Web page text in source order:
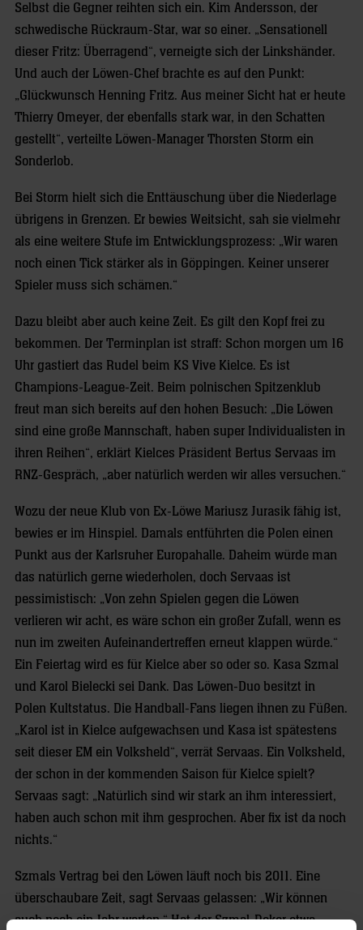
Selbst die Gegner reihten sich ein. Kim Andersson, der
schwedische Rückraum-Star, war so einer. „Sensationell
dieser Fritz: Überragend“, verneigte sich der Linkshänder.
Und auch der Löwen-Chef brachte es auf den Punkt:
„Glückwunsch Henning Fritz. Aus meiner Sicht hat er heute
Thierry Omeyer, der ebenfalls stark war, in den Schatten
gestellt“, verteilte Löwen-Manager Thorsten Storm ein
Sonderlob.
Bei Storm hielt sich die Enttäuschung über die Niederlage
übrigens in Grenzen. Er bewies Weitsicht, sah sie vielmehr
als eine weitere Stufe im Entwicklungsprozess: „Wir waren
noch einen Tick stärker als in Göppingen. Keiner unserer
Spieler muss sich schämen.“
Dazu bleibt aber auch keine Zeit. Es gilt den Kopf frei zu
bekommen. Der Terminplan ist straff: Schon morgen um 16
Uhr gastiert das Rudel beim KS Vive Kielce. Es ist
Champions-League-Zeit. Beim polnischen Spitzenklub
freut man sich bereits auf den hohen Besuch: „Die Löwen
sind eine große Mannschaft, haben super Individualisten in
ihren Reihen“, erklärt Kielces Präsident Bertus Servaas im
RNZ-Gespräch, „aber natürlich werden wir alles versuchen.“
Wozu der neue Klub von Ex-Löwe Mariusz Jurasik fähig ist,
bewies er im Hinspiel. Damals entführten die Polen einen
Punkt aus der Karlsruher Europahalle. Daheim würde man
das natürlich gerne wiederholen, doch Servaas ist
pessimistisch: „Von zehn Spielen gegen die Löwen
verlieren wir acht, es wäre schon ein großer Zufall, wenn es
nun im zweiten Aufeinandertreffen erneut klappen würde.“
Ein Feiertag wird es für Kielce aber so oder so. Kasa Szmal
und Karol Bielecki sei Dank. Das Löwen-Duo besitzt in
Polen Kultstatus. Die Handball-Fans liegen ihnen zu Füßen.
„Karol ist in Kielce aufgewachsen und Kasa ist spätestens
seit dieser EM ein Volksheld“, verrät Servaas. Ein Volksheld,
der schon in der kommenden Saison für Kielce spielt?
Servaas sagt: „Natürlich sind wir stark an ihm interessiert,
haben auch schon mit ihm gesprochen. Aber fix ist da noch
nichts.“
Szmals Vertrag bei den Löwen läuft noch bis 2011. Eine
überschaubare Zeit, sagt Servaas gelassen: „Wir können
auch noch ein Jahr warten.“ Hat der Szmal-Poker etwa